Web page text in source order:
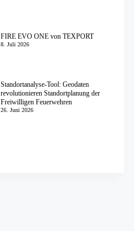
FIRE EVO ONE von TEXPORT
8. Juli 2026
Standortanalyse-Tool: Geodaten
revolutionieren Standortplanung der
Freiwilligen Feuerwehren
26. Juni 2026